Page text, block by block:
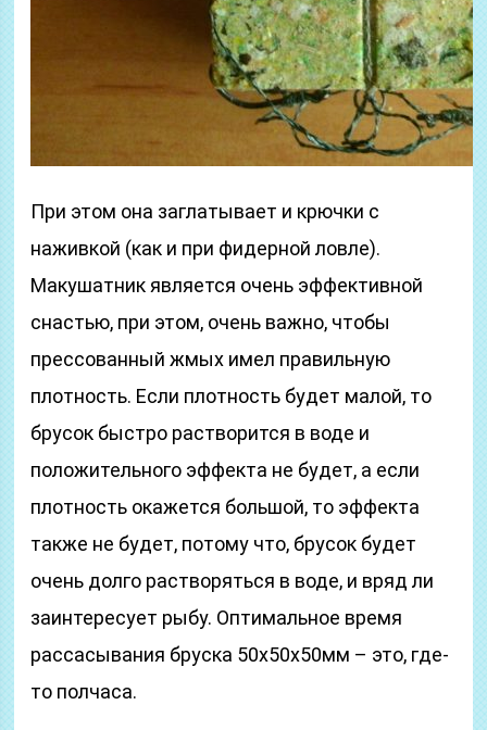
При этом она заглатывает и крючки с
наживкой (как и при фидерной ловле).
Макушатник является очень эффективной
снастью, при этом, очень важно, чтобы
прессованный жмых имел правильную
плотность. Если плотность будет малой, то
брусок быстро растворится в воде и
положительного эффекта не будет, а если
плотность окажется большой, то эффекта
также не будет, потому что, брусок будет
очень долго растворяться в воде, и вряд ли
заинтересует рыбу. Оптимальное время
рассасывания бруска 50х50х50мм – это, где-
то полчаса.